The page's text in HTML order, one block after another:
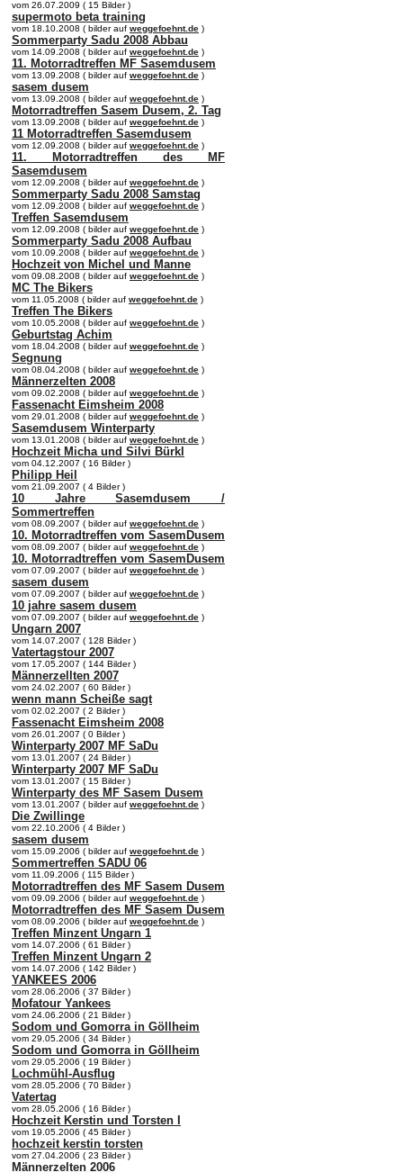
vom 26.07.2009 ( 15 Bilder )
supermoto beta training
vom 18.10.2008 ( bilder auf weggefoehnt.de )
Sommerparty Sadu 2008 Abbau
vom 14.09.2008 ( bilder auf weggefoehnt.de )
11. Motorradtreffen MF Sasemdusem
vom 13.09.2008 ( bilder auf weggefoehnt.de )
sasem dusem
vom 13.09.2008 ( bilder auf weggefoehnt.de )
Motorradtreffen Sasem Dusem, 2. Tag
vom 13.09.2008 ( bilder auf weggefoehnt.de )
11 Motorradtreffen Sasemdusem
vom 12.09.2008 ( bilder auf weggefoehnt.de )
11. Motorradtreffen des MF
Sasemdusem
vom 12.09.2008 ( bilder auf weggefoehnt.de )
Sommerparty Sadu 2008 Samstag
vom 12.09.2008 ( bilder auf weggefoehnt.de )
Treffen Sasemdusem
vom 12.09.2008 ( bilder auf weggefoehnt.de )
Sommerparty Sadu 2008 Aufbau
vom 10.09.2008 ( bilder auf weggefoehnt.de )
Hochzeit von Michel und Manne
vom 09.08.2008 ( bilder auf weggefoehnt.de )
MC The Bikers
vom 11.05.2008 ( bilder auf weggefoehnt.de )
Treffen The Bikers
vom 10.05.2008 ( bilder auf weggefoehnt.de )
Geburtstag Achim
vom 18.04.2008 ( bilder auf weggefoehnt.de )
Segnung
vom 08.04.2008 ( bilder auf weggefoehnt.de )
Männerzelten 2008
vom 09.02.2008 ( bilder auf weggefoehnt.de )
Fassenacht Eimsheim 2008
vom 29.01.2008 ( bilder auf weggefoehnt.de )
Sasemdusem Winterparty
vom 13.01.2008 ( bilder auf weggefoehnt.de )
Hochzeit Micha und Silvi Bürkl
vom 04.12.2007 ( 16 Bilder )
Philipp Heil
vom 21.09.2007 ( 4 Bilder )
10 Jahre Sasemdusem /
Sommertreffen
vom 08.09.2007 ( bilder auf weggefoehnt.de )
10. Motorradtreffen vom SasemDusem
vom 08.09.2007 ( bilder auf weggefoehnt.de )
10. Motorradtreffen vom SasemDusem
vom 07.09.2007 ( bilder auf weggefoehnt.de )
sasem dusem
vom 07.09.2007 ( bilder auf weggefoehnt.de )
10 jahre sasem dusem
vom 07.09.2007 ( bilder auf weggefoehnt.de )
Ungarn 2007
vom 14.07.2007 ( 128 Bilder )
Vatertagstour 2007
vom 17.05.2007 ( 144 Bilder )
Männerzellten 2007
vom 24.02.2007 ( 60 Bilder )
wenn mann Scheiße sagt
vom 02.02.2007 ( 2 Bilder )
Fassenacht Eimsheim 2008
vom 26.01.2007 ( 0 Bilder )
Winterparty 2007 MF SaDu
vom 13.01.2007 ( 24 Bilder )
Winterparty 2007 MF SaDu
vom 13.01.2007 ( 15 Bilder )
Winterparty des MF Sasem Dusem
vom 13.01.2007 ( bilder auf weggefoehnt.de )
Die Zwillinge
vom 22.10.2006 ( 4 Bilder )
sasem dusem
vom 15.09.2006 ( bilder auf weggefoehnt.de )
Sommertreffen SADU 06
vom 11.09.2006 ( 115 Bilder )
Motorradtreffen des MF Sasem Dusem
vom 09.09.2006 ( bilder auf weggefoehnt.de )
Motorradtreffen des MF Sasem Dusem
vom 08.09.2006 ( bilder auf weggefoehnt.de )
Treffen Minzent Ungarn 1
vom 14.07.2006 ( 61 Bilder )
Treffen Minzent Ungarn 2
vom 14.07.2006 ( 142 Bilder )
YANKEES 2006
vom 28.06.2006 ( 37 Bilder )
Mofatour Yankees
vom 24.06.2006 ( 21 Bilder )
Sodom und Gomorra in Göllheim
vom 29.05.2006 ( 34 Bilder )
Sodom und Gomorra in Göllheim
vom 29.05.2006 ( 19 Bilder )
Lochmühl-Ausflug
vom 28.05.2006 ( 70 Bilder )
Vatertag
vom 28.05.2006 ( 16 Bilder )
Hochzeit Kerstin und Torsten I
vom 19.05.2006 ( 45 Bilder )
hochzeit kerstin torsten
vom 27.04.2006 ( 23 Bilder )
Männerzelten 2006